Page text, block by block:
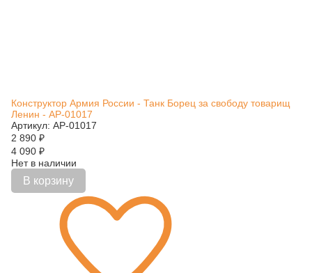
Конструктор Армия России - Танк Борец за свободу товарищ
Ленин - АР-01017
Артикул: АР-01017
2 890 ₽
4 090 ₽
Нет в наличии
В корзину